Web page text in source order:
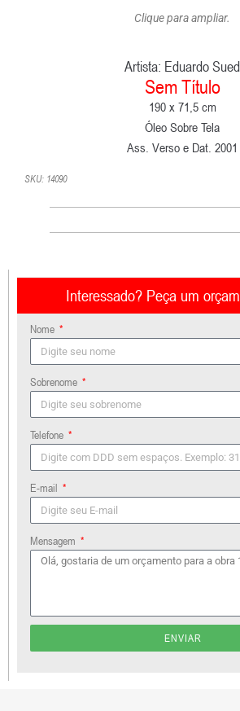
Clique para ampliar.
Artista: Eduardo Sued
Sem Título
190 x 71,5 cm
Óleo Sobre Tela
Ass. Verso e Dat. 2001
SKU: 14090
Interessado? Peça um
Nome
Sobrenome
Telefone
E-mail
Mensagem
ENVIAR